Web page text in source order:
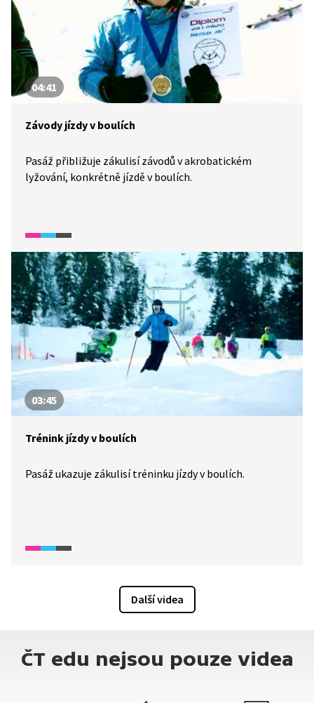
04:41
Závody jízdy v boulích
Pasáž přibližuje zákulisí závodů v akrobatickém
lyžování, konkrétně jízdě v boulích.
03:45
Trénink jízdy v boulích
Pasáž ukazuje zákulisí tréninku jízdy v boulích.
Další videa
ČT edu nejsou pouze videa